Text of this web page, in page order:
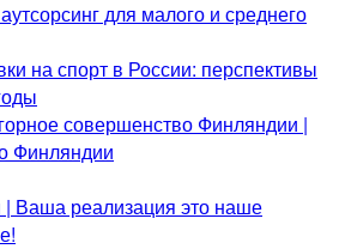
для малого и среднего
на спорт в России: перспективы
совершенство Финляндии |
Финляндии
Ваша реализация это наше